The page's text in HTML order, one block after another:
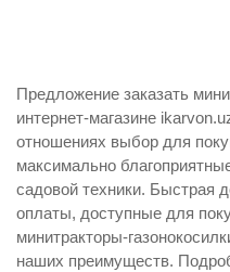
Предложение заказать
интернет-магазине
отношениях выбор для
максимально
садовой техники. Быстрая
оплаты, доступные для
минитракторы-
наших преимуществ.